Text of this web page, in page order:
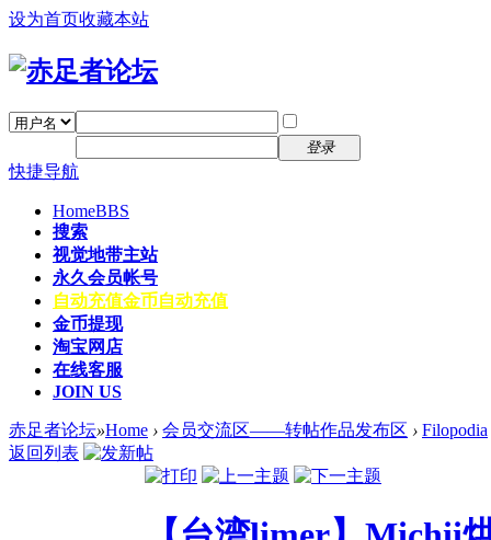
设为首页收藏本站
登录
快捷导航
HomeBBS
搜索
视觉地带主站
永久会员帐号
自动充值金币自动充值
金币提现
淘宝网店
在线客服
JOIN US
赤足者论坛»Home › 会员交流区——转帖作品发布区 › Filopodia
返回列表